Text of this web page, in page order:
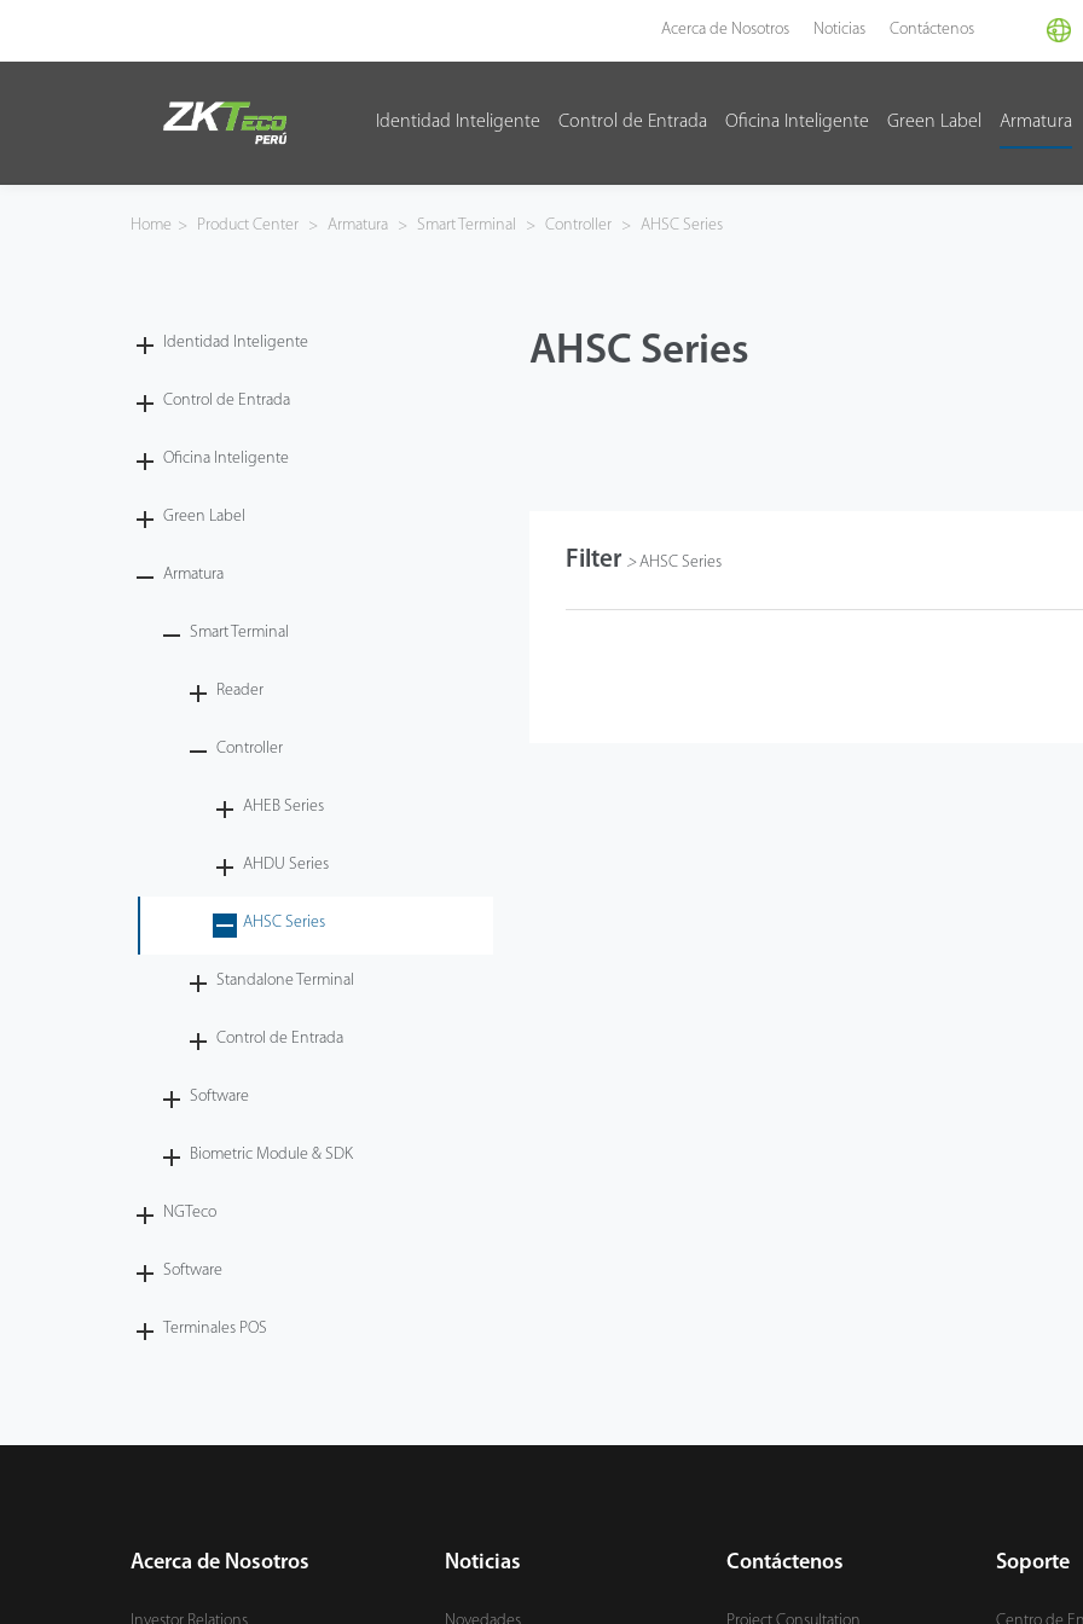
Acerca de Nosotros Noticias Contáctenos
Identidad Inteligente Control de Entrada Oficina Inteligente Green Label Armatura
Control de Entrada
Home > Product Center > Armatura > Smart Terminal > Controller > AHSC Series
Identidad Inteligente
Control de Entrada
Oficina Inteligente
Green Label
Armatura
Smart Terminal
Reader
Controller
AHEB Series
AHDU Series
AHSC Series
Standalone Terminal
Control de Entrada
Software
Biometric Module & SDK
NGTeco
Software
Terminales POS
AHSC Series
Filter > AHSC Series
Acerca de Nosotros Noticias Contáctenos Soporte